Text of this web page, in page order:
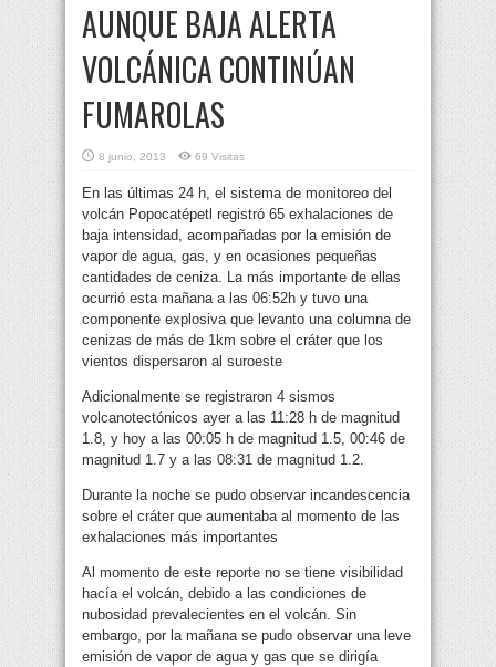
AUNQUE BAJA ALERTA
VOLCÁNICA CONTINÚAN
FUMAROLAS
8 junio, 2013 69 Visitas
En las últimas 24 h, el sistema de monitoreo del
volcán Popocatépetl registró 65 exhalaciones de
baja intensidad, acompañadas por la emisión de
vapor de agua, gas, y en ocasiones pequeñas
cantidades de ceniza. La más importante de ellas
ocurrió esta mañana a las 06:52h y tuvo una
componente explosiva que levanto una columna de
cenizas de más de 1km sobre el cráter que los
vientos dispersaron al suroeste
Adicionalmente se registraron 4 sismos
volcanotectónicos ayer a las 11:28 h de magnitud
1.8, y hoy a las 00:05 h de magnitud 1.5, 00:46 de
magnitud 1.7 y a las 08:31 de magnitud 1.2.
Durante la noche se pudo observar incandescencia
sobre el cráter que aumentaba al momento de las
exhalaciones más importantes
Al momento de este reporte no se tiene visibilidad
hacía el volcán, debido a las condiciones de
nubosidad prevalecientes en el volcán. Sin
embargo, por la mañana se pudo observar una leve
emisión de vapor de agua y gas que se dirigía